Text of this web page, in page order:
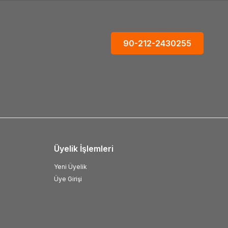
90-212-2430255
Üyelik İşlemleri
Yeni Üyelik
Üye Girişi